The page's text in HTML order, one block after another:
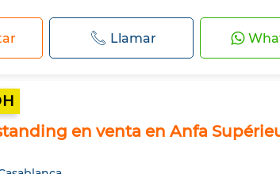
Llamar
en venta en Anfa